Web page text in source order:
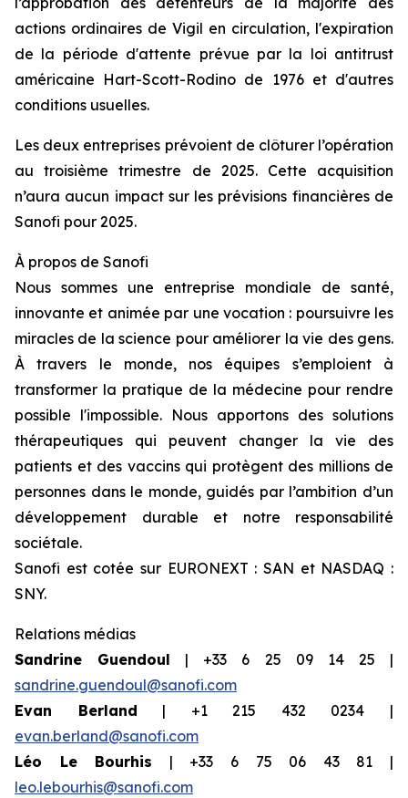
actions ordinaires de Vigil en circulation, l'expiration
de la période d'attente prévue par la loi antitrust
américaine Hart-Scott-Rodino de 1976 et d'autres
conditions usuelles.
Les deux entreprises prévoient de clôturer l’opération
au troisième trimestre de 2025. Cette acquisition
n’aura aucun impact sur les prévisions financières de
Sanofi pour 2025.
À propos de Sanofi
Nous sommes une entreprise mondiale de santé,
innovante et animée par une vocation : poursuivre les
miracles de la science pour améliorer la vie des gens.
À travers le monde, nos équipes s’emploient à
transformer la pratique de la médecine pour rendre
possible l'impossible. Nous apportons des solutions
thérapeutiques qui peuvent changer la vie des
patients et des vaccins qui protègent des millions de
personnes dans le monde, guidés par l’ambition d’un
développement durable et notre responsabilité
sociétale.
Sanofi est cotée sur EURONEXT : SAN et NASDAQ :
SNY.
Relations médias
Sandrine Guendoul | +33 6 25 09 14 25 |
sandrine.guendoul@sanofi.com
Evan Berland | +1 215 432 0234 |
evan.berland@sanofi.com
Léo Le Bourhis | +33 6 75 06 43 81 |
leo.lebourhis@sanofi.com